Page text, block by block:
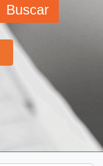
Buscar